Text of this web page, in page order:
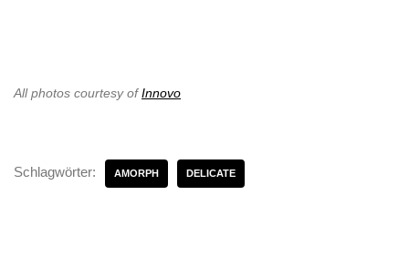
All photos courtesy of Innovo
Schlagwörter: AMORPH DELICATE